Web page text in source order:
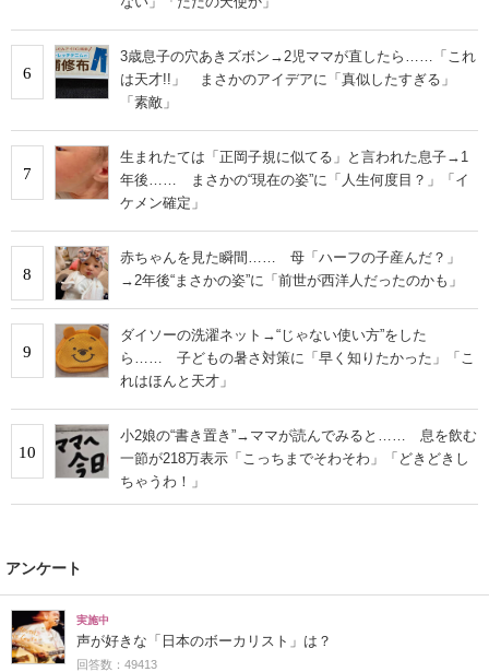
6
3歳息子の穴あきズボン→2児ママが直したら……「これ
は天才!!」 まさかのアイデアに「真似したすぎる」
「素敵」
7
生まれたては「正岡子規に似てる」と言われた息子→1
年後…… まさかの“現在の姿”に「人生何度目？」「イ
ケメン確定」
8
赤ちゃんを見た瞬間…… 母「ハーフの子産んだ？」
→2年後“まさかの姿”に「前世が西洋人だったのかも」
9
ダイソーの洗濯ネット→“じゃない使い方”をした
ら…… 子どもの暑さ対策に「早く知りたかった」「こ
れはほんと天才」
10
小2娘の“書き置き”→ママが読んでみると…… 息を飲む
一節が218万表示「こっちまでそわそわ」「どきどきし
ちゃうわ！」
アンケート
実施中
声が好きな「日本のボーカリスト」は？
回答数：49413